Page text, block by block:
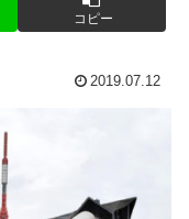
コピー
2019.07.12